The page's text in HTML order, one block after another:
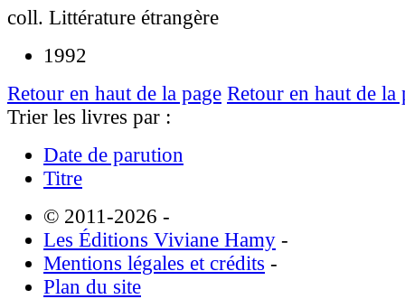
coll. Littérature étrangère
1992
Retour en haut de la page Retour en haut de la
Trier les livres par :
Date de parution
Titre
© 2011-2026 -
Les Éditions Viviane Hamy -
Mentions légales et crédits -
Plan du site